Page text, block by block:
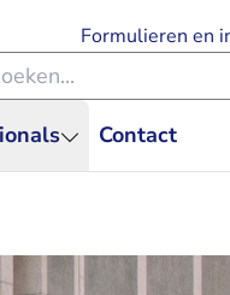
Contact
Formulieren en
binnen de Rechtspraak